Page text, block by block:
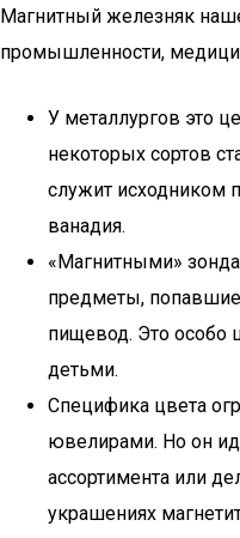
Магнитный железняк
промышленности,
У металлургов это
некоторых сортов
служит исходником
ванадия.
«Магнитными»
предметы,
пищевод. Это особо
детьми.
Специфика цвета
ювелирами. Но он
ассортимента или
украшениях